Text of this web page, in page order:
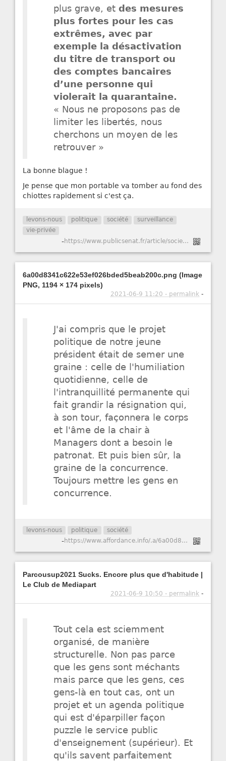
plus grave, etdes mesures
plus fortes pour les cas
extrêmes, avec par
exemple la désactivation
du titre de transport ou
des comptes bancaires
d’une personne qui
violerait la quarantaine.
« Nous ne proposons pas de
limiter les libertés, nous
cherchons un moyen de les
retrouver »
La bonne blague !
Je pense que mon portable va tomber au fond des
chiottes rapidement si c'est ça.
levons-nous politique société
surveillance
vie-privée
- https://www.publicsenat.fr/article/societe/covid-19-un-rapport-du-senat-preconise-la-collecte-de-donnees-personnelles-pour
6a00d8341c622e53ef026bded5beab200c.png (Image
PNG, 1194 × 174 pixels)
2021-06-9 11:20 - permalink -
J'ai compris que le projet
politique de notre jeune
président était de semer une
graine : celle de l'humiliation
quotidienne, celle de
l'intranquillité permanente qui
fait grandir la résignation qui,
à son tour, façonnera le corps
et l'âme de la chair à
Managers dont a besoin le
patronat. Et puis bien sûr, la
graine de la concurrence.
Toujours mettre les gens en
concurrence.
levons-nous politique société
- https://www.affordance.info/.a/6a00d8341c622e53ef026bded5beab200c-pi
Parcousup2021 Sucks. Encore plus que d'habitude |
Le Club de Mediapart
2021-06-9 10:50 - permalink -
Tout cela est sciemment
organisé, de manière
structurelle. Non pas parce
que les gens sont méchants
mais parce que les gens, ces
gens-là en tout cas, ont un
projet et un agenda politique
qui est d'éparpiller façon
puzzle le service public
d'enseignement (supérieur). Et
qu'ils savent parfaitement